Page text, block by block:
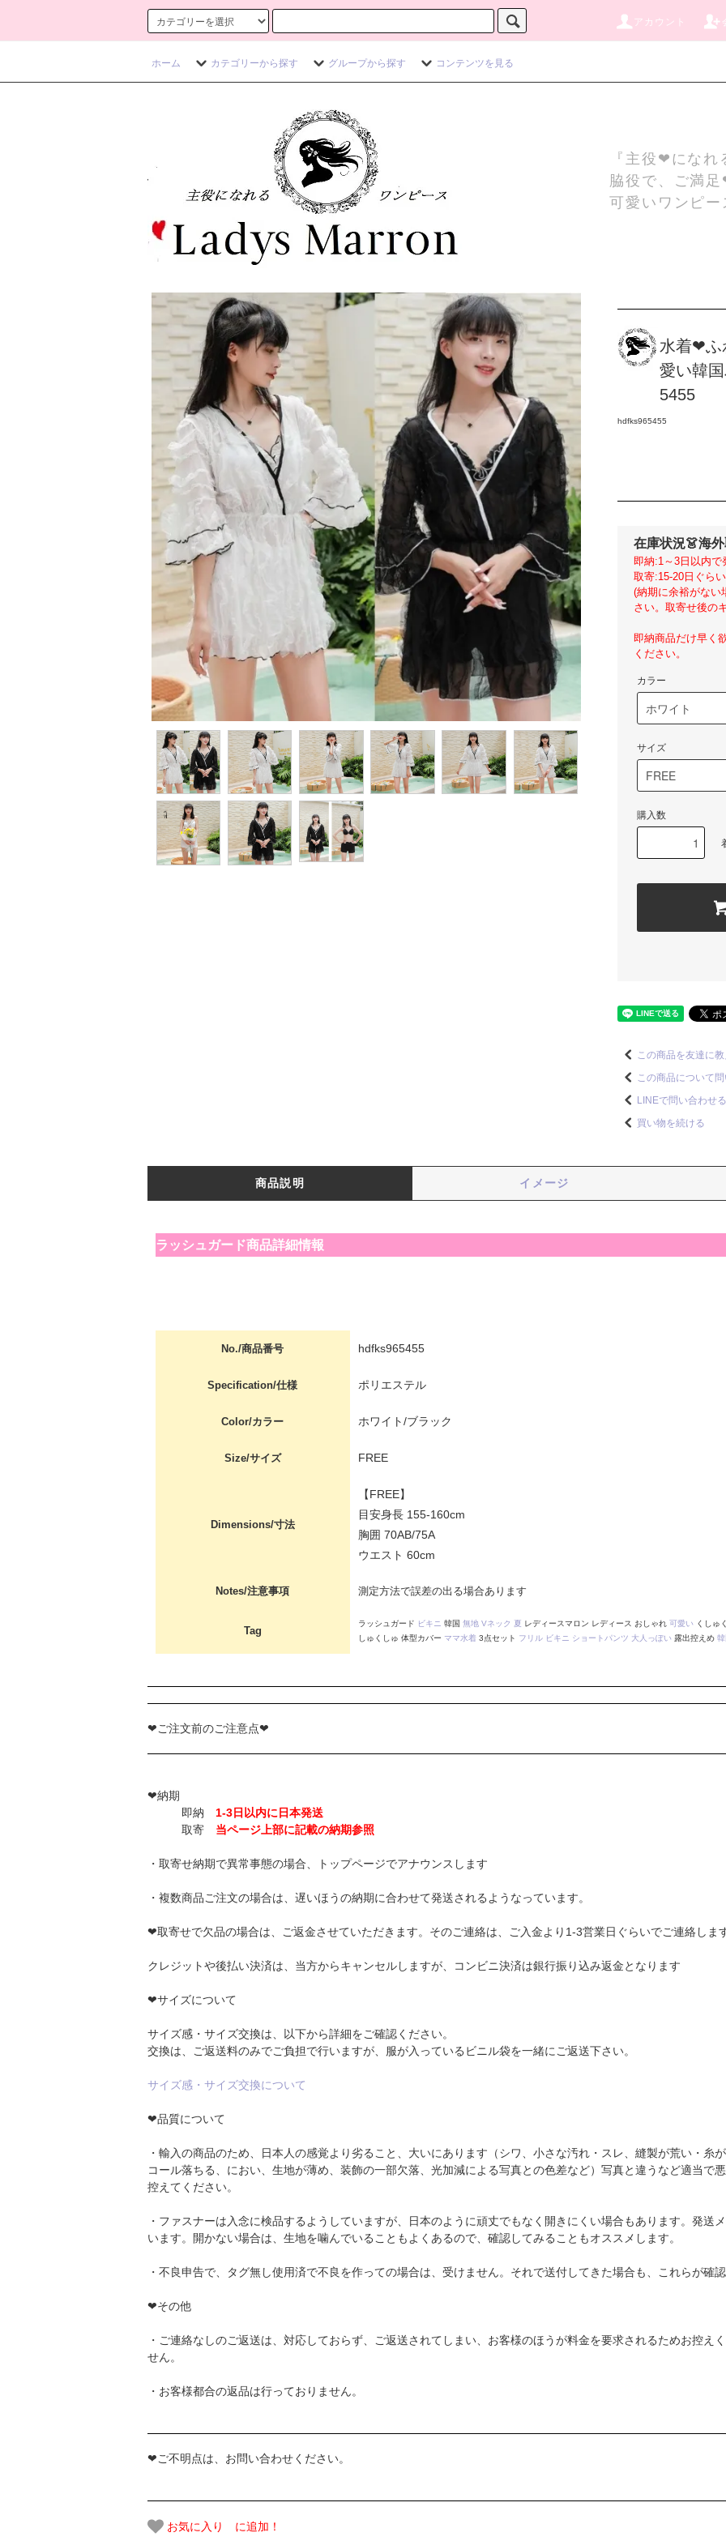
アカウント
ホーム カテゴリーから探す グループから探す コンテンツを見る
『主役❤になれ
脇役で、ご満
可愛いワンピ
水着❤ふ
愛い韓
5455
hdfks965455
在庫状況👗海
即納:1～3日以内で
取寄:15-20日ぐら
(納期に余裕がない
さい。取寄せ後の
即納商品だけ早く
ください。
カラー
サイズ
購入数
この商品を友達に教
この商品について
LINEで問い合わせる
買い物を続ける
商品説明 イメージ
ラッシュガード商品詳細情報
No./商品番号 hdfks965455
Specification/仕様 ポリエステル
Color/カラー ホワイト/ブラック
Size/サイズ FREE
Dimensions/寸法
【FREE】
目安身長 155-160cm
胸囲 70AB/75A
ウエスト 60cm
Notes/注意事項 測定方法で誤差の出る場合あります
Tag
ラッシュガード ビキニ 韓国 無地 Vネック 夏 レディースマロン レディース おしゃれ 可愛い くしゅ
しゅくしゅ 体型カバー ママ水着3点セット フリル ビキニ ショートパンツ 大人っぽい 露出控えめ
❤ご注文前のご注意点❤
❤納期
即納 1-3日以内に日本発送
取寄 当ページ上部に記載の納期参照
・取寄せ納期で異常事態の場合、トップページでアナウンスします
・複数商品ご注文の場合は、遅いほうの納期に合わせて発送されるようなっています。
❤取寄せで欠品の場合は、ご返金させていただきます。そのご連絡は、ご入金より1-3営業日ぐらいでご連絡します
クレジットや後払い決済は、当方からキャンセルしますが、コンビニ決済は銀行振り込み返金となります
❤サイズについて
サイズ感・サイズ交換は、以下から詳細をご確認ください。
交換は、ご返送料のみでご負担で行いますが、服が入っているビニル袋を一緒にご返送下さい。
サイズ感・サイズ交換について
❤品質について
・輸入の商品のため、日本人の感覚より劣ること、大いにあります（シワ、小さな汚れ・スレ、縫製が荒い・糸
コール落ちる、におい、生地が薄め、装飾の一部欠落、光加減による写真との色差など）写真と違うなど適当で
控えてください。
・ファスナーは入念に検品するようしていますが、日本のように頑丈でもなく開きにくい場合もあります。発送
います。開かない場合は、生地を噛んでいることもよくあるので、確認してみることもオススメします。
・不良申告で、タグ無し使用済で不良を作っての場合は、受けません。それで送付してきた場合も、これらが確
❤その他
・ご連絡なしのご返送は、対応しておらず、ご返送されてしまい、お客様のほうが料金を要求されるためお控え
せん。
・お客様都合の返品は行っておりません。
❤ご不明点は、お問い合わせください。
お気に入り に追加！